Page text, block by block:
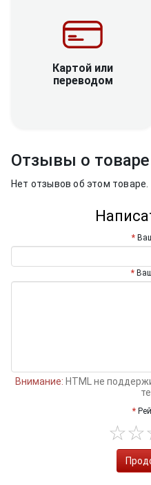
Картой или
переводом
Отзывы о товаре
Нет отзывов об этом товаре.
Внимание: HTML не